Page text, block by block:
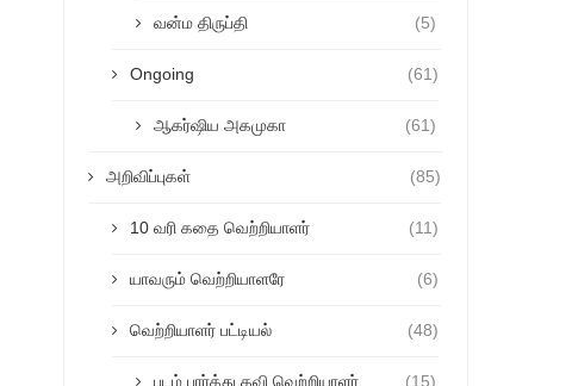
வன்ம திருப்தி (5)
Ongoing (61)
ஆகர்ஷிய அகமுகா (61)
அறிவிப்புகள் (85)
10 வரி கதை வெற்றியாளர் (11)
யாவரும் வெற்றியாளரே (6)
வெற்றியாளர் பட்டியல் (48)
படம் பார்த்து கவி வெற்றியாளர் (15)